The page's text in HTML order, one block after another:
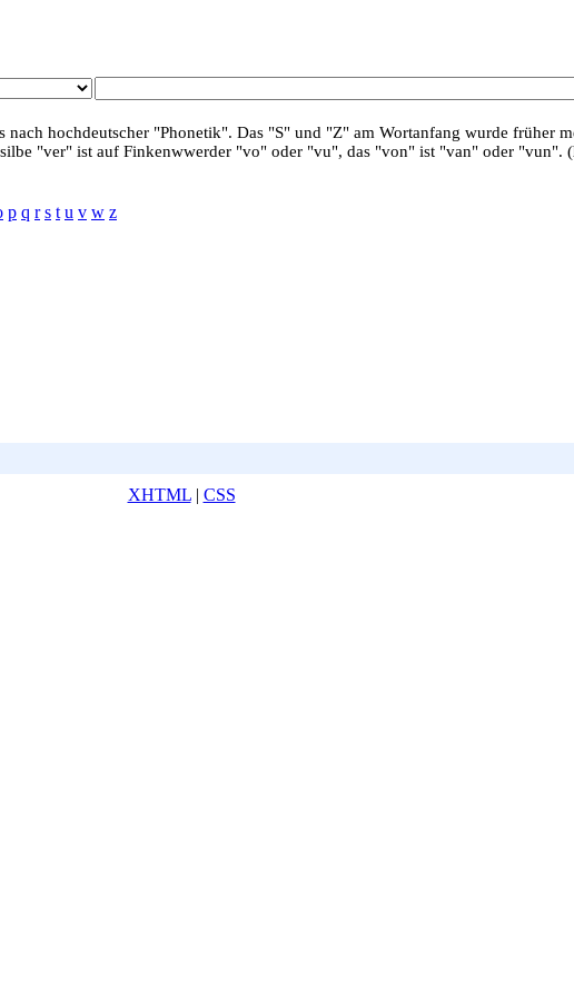
hochdeutscher "Phonetik". Das "S" und "Z" am Wortanfang wurde früher
"ver" ist auf Finkenwwerder "vo" oder "vu", das "von" ist "van" oder "vun". (
p q r s t u v w z
XHTML| CSS